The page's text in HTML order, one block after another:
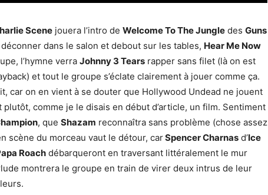
Scene jouera l’intro de Welcome To The Jungle des Guns
dans le salon et debout sur les tables, Hear Me Now
l’hymne verra Johnny 3 Tears rapper sans filet (là on est
et tout le groupe s’éclate clairement à jouer comme ça.
car on en vient à se douter que Hollywood Undead ne jouent
comme je le disais en début d’article, un film. Sentiment
, que Shazam reconnaîtra sans problème (chose assez
scène du morceau vaut le détour, carSpencer Charnas d’Ice
Roach débarqueront en traversant littéralement le mur
montrera le groupe en train de virer deux intrus de leur